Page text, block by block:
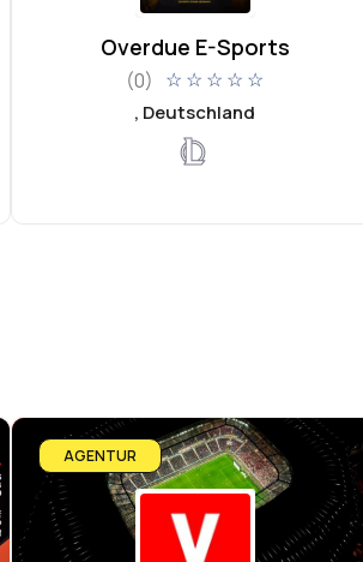
Overdue E-Sports
(0) ☆ ☆ ☆ ☆ ☆
, Deutschland
AGENTUR